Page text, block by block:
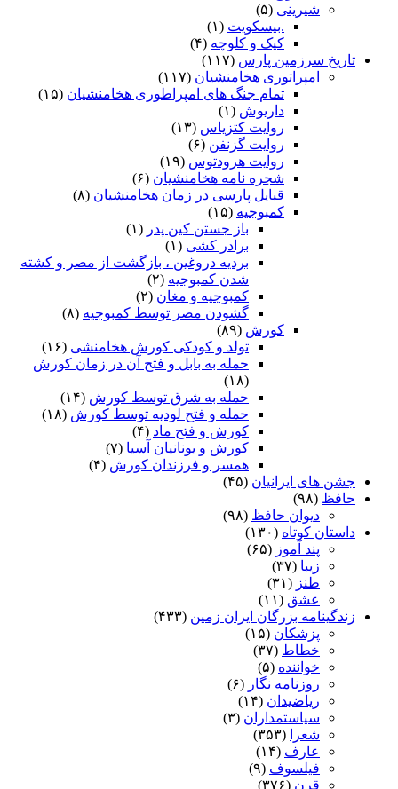
شیرینی (۵)
.بیسکویت (۱)
کیک و کلوچه (۴)
تاریخ سرزمین پارس (۱۱۷)
امپراتوری هخامنشیان (۱۱۷)
تمام جنگ های امپراطوری هخامنشیان (۱۵)
داریوش (۱)
روایت کتزیاس (۱۳)
روایت گزنفن (۶)
روایت هرودتوس (۱۹)
شجره نامه هخامنشیان (۶)
قبایل پارسی در زمان هخامنشیان (۸)
کمبوجیه (۱۵)
باز جستن کین پدر (۱)
برادر کشی (۱)
بردیه دروغین ، بازگشت از مصر و کشته
شدن کمبوجیه (۲)
کمبوجیه و مغان (۲)
گشودن مصر توسط کمبوجیه (۸)
کورش (۸۹)
تولد و کودکی کورش هخامنشی (۱۶)
حمله به بابل و فتح آن در زمان کورش
(۱۸)
حمله به شرق توسط کورش (۱۴)
حمله و فتح لودیه توسط کورش (۱۸)
کورش و فتح ماد (۴)
کورش و یونانیان آسیا (۷)
همسر و فرزندان کورش (۴)
جشن های ایرانیان (۴۵)
حافظ (۹۸)
دیوان حافظ (۹۸)
داستان کوتاه (۱۳۰)
پند آموز (۶۵)
زیبا (۳۷)
طنز (۳۱)
عشق (۱۱)
زندگینامه بزرگان ایران زمین (۴۳۳)
پزشکان (۱۵)
خطاط (۳۷)
خواننده (۵)
روزنامه نگار (۶)
ریاضیدان (۱۴)
سیاستمداران (۳)
شعرا
(۳۵۳)
عارف (۱۴)
فیلسوف (۹)
قرن (۳۷۶)